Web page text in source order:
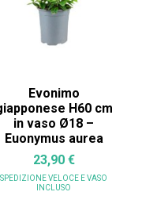
Evonimo
H60 cm
in vaso Ø18 –
Euonymus aurea
23,90 €
SPEDIZIONE VELOCE E VASO
INCLUSO